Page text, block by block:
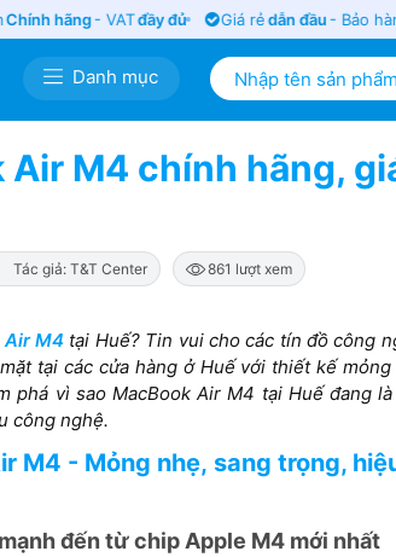
hãng- VATđầy đủ Giá rẻdẫn đầu- Bảo hành
Danh mục
Air M4 chính hãng,
Tác giả: T&T Center 861 lượt xem
Air M4 tại Huế? Tin vui cho các tín đồ công
tại các cửa hàng ở Huế với thiết kế
phá vì sao MacBook Air M4 tại Huế đang
công nghệ.
M4 - Mỏng nhẹ, sang trọng,
đến từ chip Apple M4 mới nhất